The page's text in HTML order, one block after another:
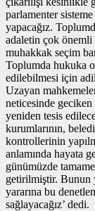
parlamenter
yapacağız.
adaletin çok
muhakkak seçim
Toplumda hukuka
edilebilmesi için
Uzayan
neticesinde geciken
yeniden tesis
kurumlarının,
kontrollerinin
anlamında hayata
günümüzde
getirilmiştir. Bunun
yararına bu
sağlayacağız’ dedi.